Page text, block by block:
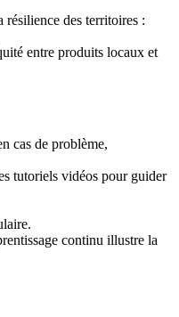
résilience des territoires :
entre produits locaux et
cas de problème,
tutoriels vidéos pour guider
continu illustre la